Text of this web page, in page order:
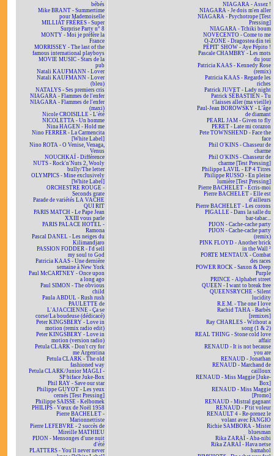
bébés
Mike BRANT - Summertime
pour Mademoiselle
MILLIAT FRÈRES - Super
Surprise Party n° 8
MONTY - Moi je préfère la
France
MORRISSEY - The last of the
famous international playboys
MOVIE MUSIC - Stars de la
pub
Natali KAUFMANN - Lover
Natali KAUFMANN - Lover
(bleu)
NATALYS - Ses premiers cris
NIAGARA - Flammes de l'enfer
NIAGARA - Flammes de l'enfer
(maxi)
Nicole CROISILLE - L'été
NICOLETTA - Un homme
Nina HAGEN - Hold me
Nino FERRER - La Carmencita
[White Label]
Nino ROTA - O Venise, Venaga,
Venus
NOUCHKAÏ - Différence
NUTS - Rock'n'Nuts 2, Wooly
bully/The letter
OLYMPICS - Mine exclusively
[White Label]
ORCHESTRE ROUGE -
Seconds grate
Parade de variétés LA VACHE
QUI RIT
PARIS MATCH - Le Pape Jean
XXIII vous parle
PARIS PALACE HOTEL -
Ramona
Pascal DANEL - Les neiges du
Kilimandjaro
PASSION FODDER - I'd sell
my soul to God
Patricia KAAS - Une dernière
semaine à New York
Paul McCARTNEY - Once upon
a long ago
Paul SIMON - The obvious
child
Paula ABDUL - Rush rush
PAULETTE de
L'AJACCIENNE - Ça se
corse/La boudeuse (dédicacé)
Peter KINGSBERY - Love in
motion (remix radio edit)
Peter KINGSBERY - Love in
motion (version radio)
Petula CLARK - Don't cry for
me Argentina
Petula CLARK - The old
fashioned way
Petula CLARK/Junior MAGLI -
SP biface Juke-Box
Phil RAY - Save our star
Philippe GUYOT - Les yeux
cernés [Test Pressing]
Philippe SAISSE - Kelbomek
PHILIPS - Vœux de Noël 1958
Pierre BACHELET -
Marionnettiste
Pierre LEFEBVRE - 2 succès de
Mireille MATHIEU
PIJON - Mensonges d'une nuit
d'été
PLATTERS - You'll never never
NIAGARA - Assez !
NIAGARA - Je dois m'en aller
NIAGARA - Psychotrope [Test
Pressing]
NIAGARA - Tchiki boum
NOVECENTO - Come to me
O-ZONE - Dragostea din teï
PÉPIT' SHOW - Aye Pépito !
Pascale CHAMBRY - Les mots
du jour
Patricia KAAS - Kennedy Rose
(remix)
Patricia KAAS - Regarde les
riches
Patrick JUVET - Lady night
Patrick SÉBASTIEN - Tu
t'laisses aller (ma vieille)
Paul-Jean BOROWSKY - L'âge
de diamant
PEARL JAM - Given to fly
PERET - Late mi corazon
Pete TOWNSHEND - Face the
face
Phil O'KINS - Chasseur de
charme
Phil O'KINS - Chasseur de
charme [Test Pressing]
Philippe LAVIL - EP 4 Titres
Philippe RUSSO - En pleine
lumière [Test Pressing]
Pierre BACHELET - Écris-moi
Pierre BACHELET - Elle est
d'ailleurs
Pierre BACHELET - Les corons
PIGALLE - Dans la salle du
bar-tabac...
PIJON - Cache-cache party
PIJON - Cache-cache party
(remix)
PINK FLOYD - Another brick
in the Wall ²
PORTE MENTAUX - Combat
des races
POWER ROCK - Saxon & Deep
Purple
PRINCE - Alphabet street
QUEEN - I want to break free
QUEENSRYCHE - Silent
lucidity
R.E.M. - The one I love
Rachid TAHA - Barbès
[remixes]
Ray CHARLES - Without a
song (1 & 2)
REAL THING - Stone cold love
affair
RENAUD - It is not because
you are
RENAUD - Jonathan
RENAUD - Marchand de
cailloux
RENAUD - Miss Maggie [Juke-
Box]
RENAUD - Miss Maggie
[Promo]
RENAUD - Mistral gagnant
RENAUD - P'tit voleur
RENAULT 4 - Re-prenez le
volant avec FANGIO
Richie SAMBORA - Mister
bluesman
Rika ZARAÏ - Aba-nibi
Rika ZARAÏ - Hava netse
bamahol